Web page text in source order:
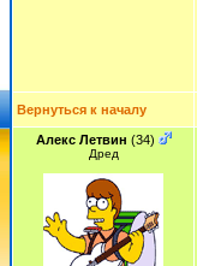
Вернуться к началу
Алекс Летвин (34)
Дред